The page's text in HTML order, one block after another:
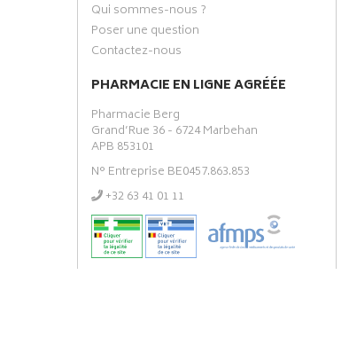
Qui sommes-nous ?
Poser une question
Contactez-nous
PHARMACIE EN LIGNE AGRÉÉE
Pharmacie Berg
Grand’Rue 36 - 6724 Marbehan
APB 853101
N° Entreprise BE0457.863.853
‭+32 63 41 01 11‬